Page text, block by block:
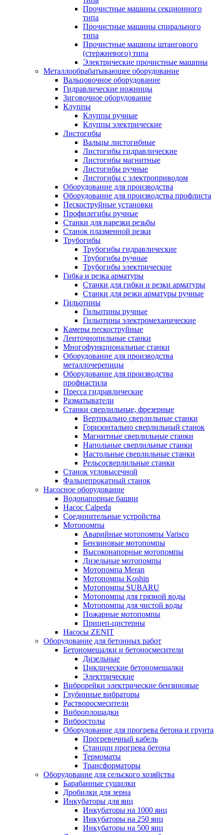
Прочистные машины секционного
типа
Прочистные машины спирального
типа
Прочистные машины штангового
(стержневого) типа
Электрические прочистные машины
Металлообрабатывающее оборудование
Вальцовочное оборудование
Гидравлические ножницы
Зиговочное оборудование
Клуппы
Клуппы ручные
Клуппы электрические
Листогибы
Вальцы листогибные
Листогибы гидравлические
Листогибы магнитные
Листогибы ручные
Листогибы с электроприводом
Оборудование для производства
Оборудование для производства профлиста
Пескоструйные установки
Профилегибы ручные
Станки для нарезки резьбы
Станок плазменной резки
Трубогибы
Трубогибы гидравлические
Трубогибы ручные
Трубогибы электрические
Гибка и резка арматуры
Станки для гибки и резки арматуры
Станки для резки арматуры ручные
Гильотины
Гильотины ручные
Гильотины электромеханические
Камеры пескоструйные
Ленточнопильные станки
Многофункциональные станки
Оборудование для производства
металлочерепицы
Оборудование для производства
профнастила
Пресса гидравлические
Разматыватели
Станки сверлильные, фрезерные
Вертикально сверлильные станки
Горизонтально сверлильный станок
Магнитные сверлильные станки
Напольные сверлильные станки
Настольные сверлильные станки
Рельсосверлильные станки
Станок угловысечной
Фальцепрокатный станок
Насосное оборудование
Водонапорные башни
Насос Calpeda
Соединительные устройства
Мотопомпы
Аварийные мотопомпы Varisco
Бензиновые мотопомпы
Высоконапорные мотопомпы
Дизельные мотопомпы
Мотопомпа Meran
Мотопомпы Koshin
Мотопомпы SUBARU
Мотопомпы для грязной воды
Мотопомпы для чистой воды
Пожарные мотопомпы
Прицеп-цистерны
Насосы ZENIT
Оборудование для бетонных работ
Бетономешалки и бетоносмесители
Дизельные
Циклические бетономешалки
Электрические
Виброрейки электрические бензиновые
Глубинные вибраторы
Растворосмесители
Виброплощадки
Вибростолы
Оборудование для прогрева бетона и грунта
Прогревочный кабель
Станции прогрева бетона
Термоматы
Трансформаторы
Оборудование для сельского хозяйства
Барабанные сушилки
Дробилки для зерна
Инкубаторы для яиц
Инкубаторы на 1000 яиц
Инкубаторы на 250 яиц
Инкубаторы на 500 яиц